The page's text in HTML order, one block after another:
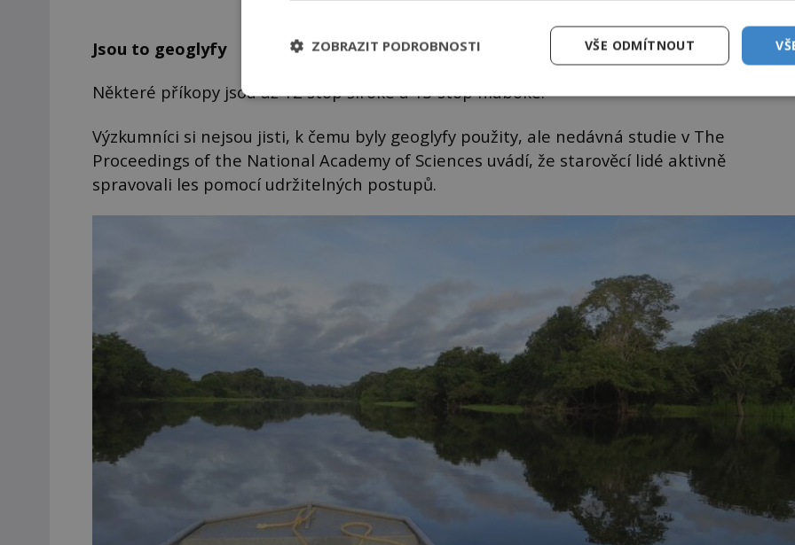
Jsou to geoglyfy
Některé příkopy jsou až 12 stop široké a 13 stop hluboké.
Výzkumníci si nejsou jisti, k čemu byly geoglyfy použity, ale nedávná studie v The
Proceedings of the National Academy of Sciences uvádí, že starověcí lidé aktivně
spravovali les pomocí udržitelných postupů.
VŠE ODMÍTNOUT
ZOBRAZIT PODROBNOSTI